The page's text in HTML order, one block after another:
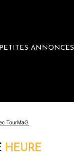
PETITES ANNONCES
HEURE